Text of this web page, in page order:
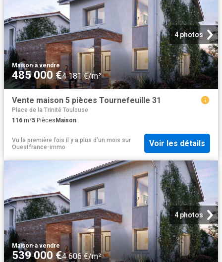
4 photos
Maison·à vendre
485 000 €4 181 €/m²
Vente maison 5 pièces Tournefeuille 31
Place de la Trinité Toulouse
116 m²5 Pièces Maison
Vu la première fois il y a plus d'un mois sur
Ouestfrance-immo
Voir les détails
4 photos
Maison·à vendre
539 000 €4 606 €/m²